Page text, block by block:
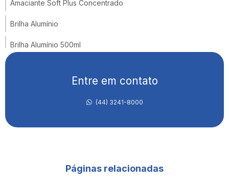
Amaciante Soft Plus Concentrado
Brilha Alumínio
Brilha Alumínio 500ml
Brilha Inox Spray
Cera De Carnaúba Facille Incolor
Entre em contato
(44) 3241-8000
Páginas relacionadas